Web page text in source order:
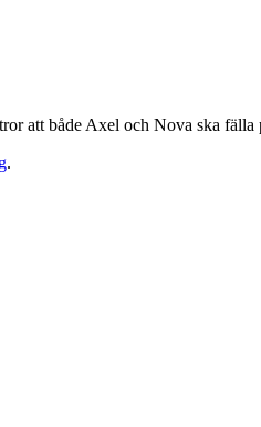
att både Axel och Nova ska fälla
.